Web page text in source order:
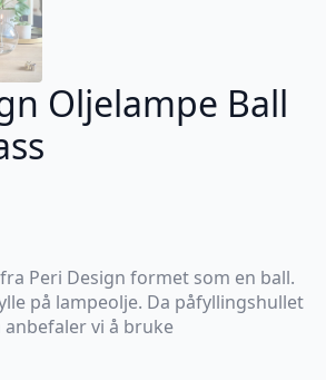
Oljelampe Ball
Peri Design formet som en ball.
på lampeolje. Da påfyllingshullet
anbefaler vi å bruke